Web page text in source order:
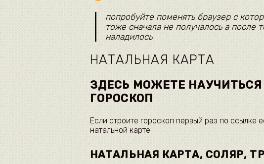
попробуйте поменять браузер с
тоже сначала не получалось а после
наладилось
НАТАЛЬНАЯ КАРТА
ЗДЕСЬ МОЖЕТЕ
ГОРОСКОП
Если строите гороскоп первый раз по ссылке
натальной карте
НАТАЛЬНАЯ КАРТА, СОЛЯР,